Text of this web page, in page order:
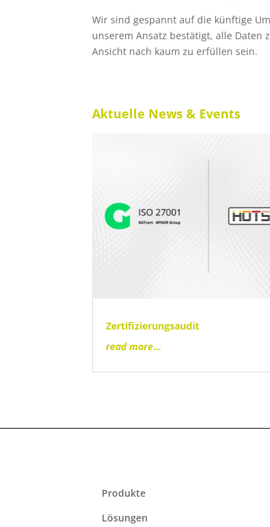
Wir sind gespannt auf die künftige
unserem Ansatz bestätigt, alle
Ansicht nach kaum zu erfüllen sein.
Aktuelle News & Events
Zertifizierungsaudit
read more...
Produkte
Lösungen